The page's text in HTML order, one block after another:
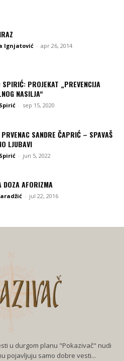
Ignjatović - apr 26, 2014
SPIRIĆ: PROJEKAT „PREVENCIJA
NASILJA“
- sep 15, 2020
SANDRE ČAPRIĆ – SPAVAŠ
LJUBAVI
- jun 5, 2022
DOZA AFORIZMA
- jul 22, 2016
u durgom planu "Pokazivač" nudi
pojavljuju samo dobre vesti...